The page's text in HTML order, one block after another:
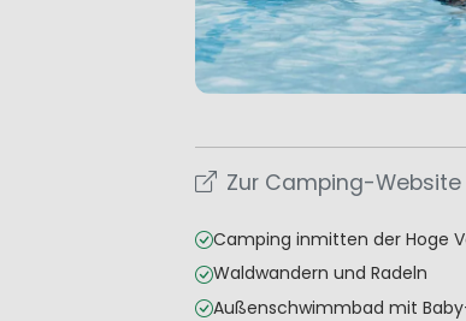
Zur Camping-Website
Camping inmitten der Hoge
Waldwandern und Radeln
Außenschwimmbad mit